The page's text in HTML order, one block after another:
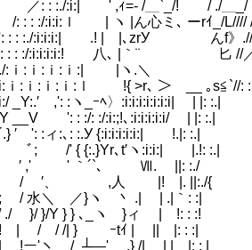
,ｨ=- /＿`_/! / ./＿
ヽ |ん心ミ､ ーrｲ_/L////
.! | |､zrУ んf》.//
八､ |｀¨ 匕 //
:ｉ:ｉ:ｉ:| |ヽ.＼ .
:ｉ:ｉ:ｌ !{ >r､ ＞ __ ｡s≦`//:
,': :ヽ_ｰﾍ〉:i:i:i:i:i:i:i| | |: :.|
': : :/: :/:i:;!､:i:i:i:i:i/ | |: :.|
:ィ:､: :.У {:i:i:i:i:i:| !.|: :.| （こ
{:.}Yr､t′ヽ:i:i:| |.!: :.|
,' ゞ' ｀´`､ Ⅶ. ||: :./
′、 ,人 |! |. ||:./{
＼ ／}ヽ 丶 .| | .|｀: :|
./ }/ }/Y } } ､_ヽ }ィ | !: : :!
| / / /| } ゞｰtｲ | || |: : :|
'ヽ__/_┴―' .} /| | | |: : |